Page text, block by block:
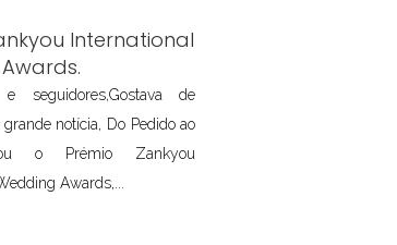
International
seguidores,Gostava de
notícia, Do Pedido ao
o Prémio Zankyou
Awards,...